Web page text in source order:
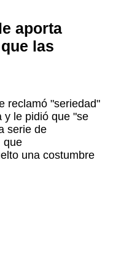
aporta
las
reclamó "seriedad"
y le pidió que "se
serie de
que
una costumbre